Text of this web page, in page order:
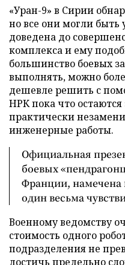
«Уран-9» в Сирии
но все они могли быть
доведена до
комплекса и ему
большинство боевых
выполнять, можно
дешевле решить с
НРК пока что
практически
инженерные работы.
Официальная
боевых
Франции, намечена
один весьма
Военному ведомству
стоимость одного
подразделения не
достичь предельно